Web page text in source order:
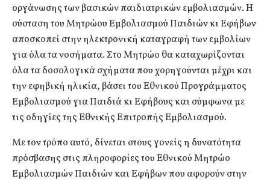
οργάνωσης των βασικών παιδιατρικών εμβολιασμών. Η
σύσταση του Μητρώου Εμβολιασμού Παιδιών κι Εφήβων
αποσκοπεί στην ηλεκτρονική καταγραφή των εμβολίων
για όλα τα νοσήματα. Στο Μητρώο θα καταχωρίζονται
όλα τα δοσολογικά σχήματα που χορηγούνται μέχρι και
την εφηβική ηλικία, βάσει του Εθνικού Προγράμματος
Εμβολιασμού για Παιδιά κι Εφήβους και σύμφωνα με
τις οδηγίες της Εθνικής Επιτροπής Εμβολιασμού.
Με τον τρόπο αυτό, δίνεται στους γονείς η δυνατότητα
πρόσβασης στις πληροφορίες του Εθνικού Μητρώο
Εμβολιασμών Παιδιών και Εφήβων που αφορούν στην